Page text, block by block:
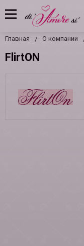
Главная О компании
FlirtON